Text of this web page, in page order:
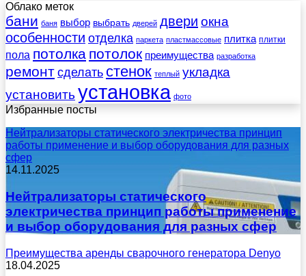
Облако меток
бани баня выбор выбрать дверей двери окна
особенности отделка паркета пластмассовые плитка плитки
пола потолка потолок преимущества разработка
ремонт сделать стенок теплый укладка
установить установка фото
Избранные посты
Нейтрализаторы статического электричества принцип
работы применение и выбор оборудования для разных
сфер
14.11.2025
Нейтрализаторы статического
электричества принцип работы применение
и выбор оборудования для разных сфер
Преимущества аренды сварочного генератора Denyo
18.04.2025